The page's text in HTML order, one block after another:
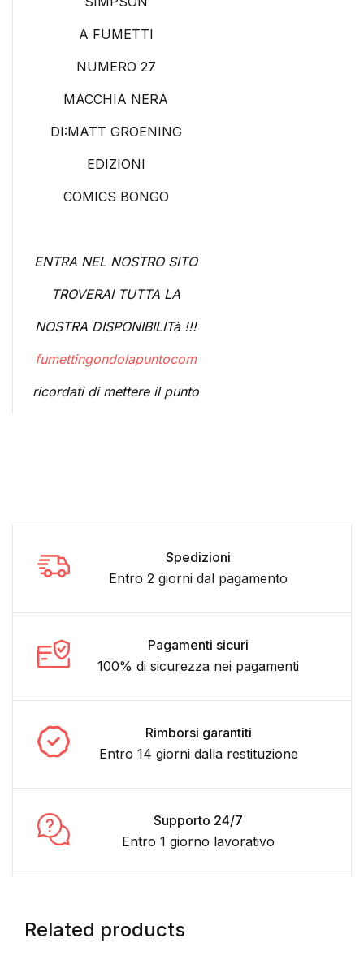
A FUMETTI
NUMERO 27
MACCHIA NERA
DI:MATT GROENING
EDIZIONI
COMICS BONGO
ENTRA NEL NOSTRO SITO
TROVERAI TUTTA LA
NOSTRA DISPONIBILITà !!!
fumettingondolapuntocom
ricordati di mettere il punto
Spedizioni
Entro 2 giorni dal pagamento
Pagamenti sicuri
100% di sicurezza nei pagamenti
Rimborsi garantiti
Entro 14 giorni dalla restituzione
Supporto 24/7
Entro 1 giorno lavorativo
Related products